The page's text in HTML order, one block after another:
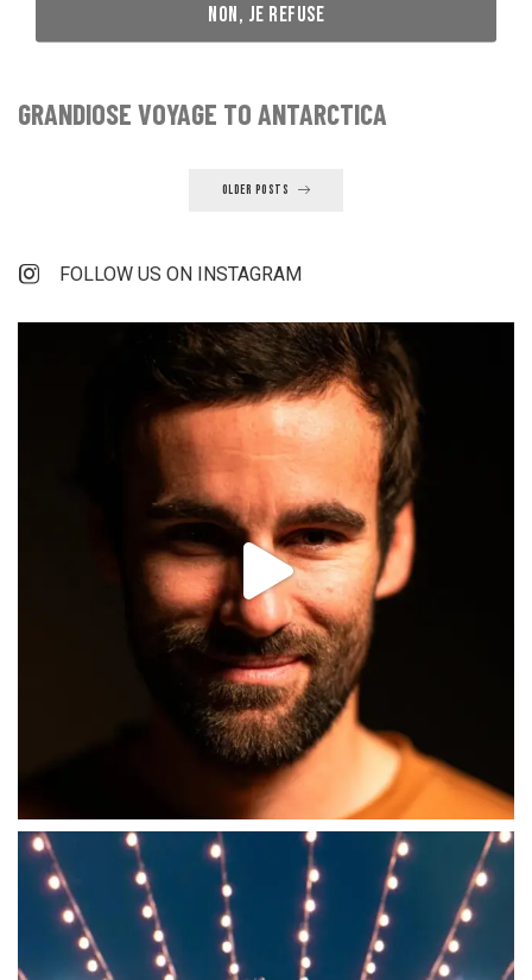
GRANDIOSE VOYAGE TO ANTARCTICA
OLDER POSTS
FOLLOW US ON INSTAGRAM
NON, JE REFUSE